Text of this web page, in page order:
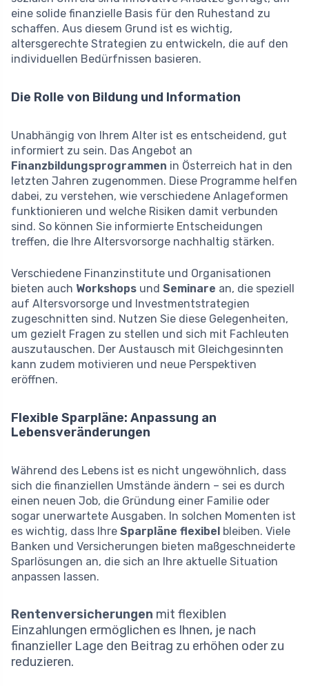
eine solide finanzielle Basis für den Ruhestand zu
schaffen. Aus diesem Grund ist es wichtig,
altersgerechte Strategien zu entwickeln, die auf den
individuellen Bedürfnissen basieren.
Die Rolle von Bildung und Information
Unabhängig von Ihrem Alter ist es entscheidend, gut
informiert zu sein. Das Angebot an
Finanzbildungsprogrammen in Österreich hat in den
letzten Jahren zugenommen. Diese Programme helfen
dabei, zu verstehen, wie verschiedene Anlageformen
funktionieren und welche Risiken damit verbunden
sind. So können Sie informierte Entscheidungen
treffen, die Ihre Altersvorsorge nachhaltig stärken.
Verschiedene Finanzinstitute und Organisationen
bieten auch Workshops und Seminare an, die speziell
auf Altersvorsorge und Investmentstrategien
zugeschnitten sind. Nutzen Sie diese Gelegenheiten,
um gezielt Fragen zu stellen und sich mit Fachleuten
auszutauschen. Der Austausch mit Gleichgesinnten
kann zudem motivieren und neue Perspektiven
eröffnen.
Flexible Sparpläne: Anpassung an
Lebensveränderungen
Während des Lebens ist es nicht ungewöhnlich, dass
sich die finanziellen Umstände ändern – sei es durch
einen neuen Job, die Gründung einer Familie oder
sogar unerwartete Ausgaben. In solchen Momenten ist
es wichtig, dass Ihre Sparpläne flexibel bleiben. Viele
Banken und Versicherungen bieten maßgeschneiderte
Sparlösungen an, die sich an Ihre aktuelle Situation
anpassen lassen.
Rentenversicherungen mit flexiblen
Einzahlungen ermöglichen es Ihnen, je nach
finanzieller Lage den Beitrag zu erhöhen oder zu
reduzieren.